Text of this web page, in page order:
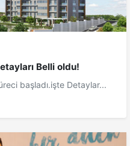
Belli oldu!
başladı.işte Detaylar...